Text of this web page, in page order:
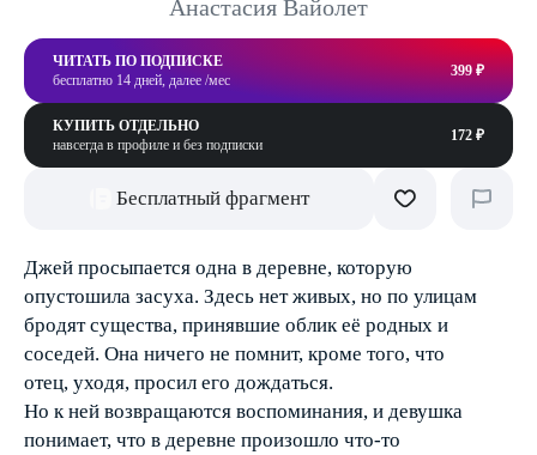
Анастасия Вайолет
ЧИТАТЬ ПО ПОДПИСКЕ
бесплатно 14 дней, далее /мес
399 ₽
КУПИТЬ ОТДЕЛЬНО
навсегда в профиле и без подписки
172 ₽
Бесплатный фрагмент
Джей просыпается одна в деревне, которую
опустошила засуха. Здесь нет живых, но по улицам
бродят существа, принявшие облик её родных и
соседей. Она ничего не помнит, кроме того, что
отец, уходя, просил его дождаться.
Но к ней возвращаются воспоминания, и девушка
понимает, что в деревне произошло что-то